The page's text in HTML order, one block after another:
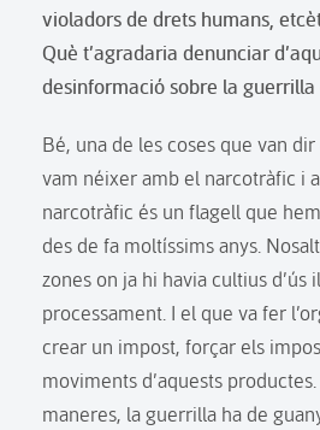
violadors de drets humans,
Què t’agradaria denunciar
desinformació sobre la
Bé, una de les coses que van
vam néixer amb el narcotràfic i
narcotràfic és un flagell que
des de fa moltíssims anys.
zones on ja hi havia cultius d’ús
processament. I el que va fer
crear un impost, forçar els
moviments d’aquests
maneres, la guerrilla ha de